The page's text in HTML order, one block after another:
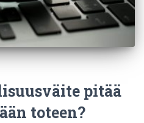
pitää
toteen?